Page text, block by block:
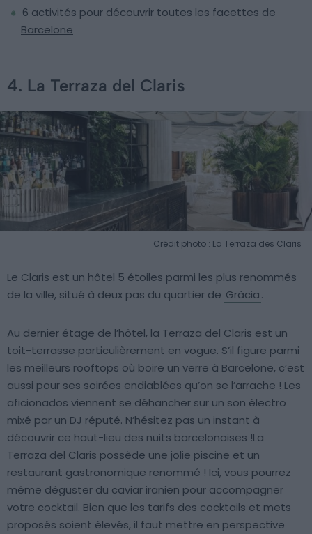
6 activités pour découvrir toutes les facettes de
Barcelone
4. La Terraza del Claris
Crédit photo : La Terraza des Claris
Le Claris est un hôtel 5 étoiles parmi les plus renommés
de la ville, situé à deux pas du quartier de Gràcia.
Au dernier étage de l’hôtel, la Terraza del Claris est un
toit-terrasse particulièrement en vogue. S’il figure parmi
les meilleurs rooftops où boire un verre à Barcelone, c’est
aussi pour ses soirées endiablées qu’on se l’arrache ! Les
aficionados viennent se déhancher sur un son électro
mixé par un DJ réputé. N’hésitez pas un instant à
découvrir ce haut-lieu des nuits barcelonaises !La
Terraza del Claris possède une jolie piscine et un
restaurant gastronomique renommé ! Ici, vous pourrez
même déguster du caviar iranien pour accompagner
votre cocktail. Bien que les tarifs des cocktails et mets
proposés soient élevés, il faut mettre en perspective